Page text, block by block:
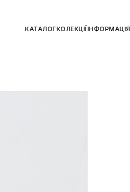
КАТАЛОГКОЛЕКЦІЇ ІНФОРМАЦІЯ